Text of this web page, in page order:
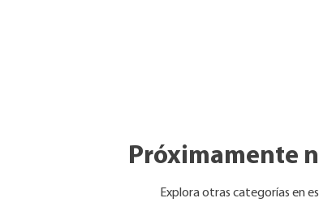
Próximamente
Explora otras categorías en